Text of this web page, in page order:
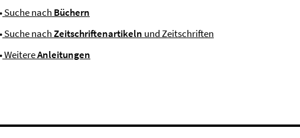
•Suche nach Büchern
•Suche nachZeitschriftenartikeln und Zeitschriften
•WeitereAnleitungen